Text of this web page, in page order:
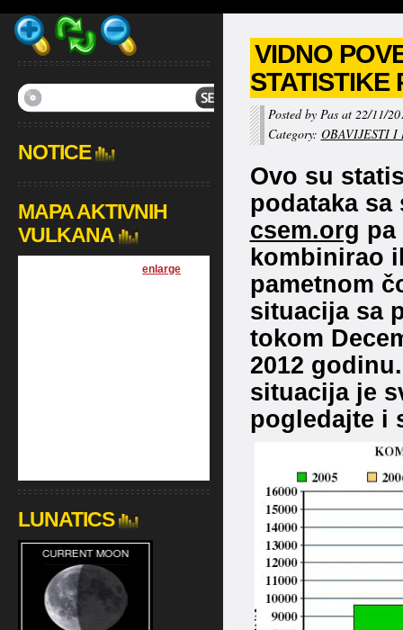
VIDNO
STATISTIKE
Posted by Pas at 22/11/
Category: OBAVIJESTI I
Ovo su
podataka
csem.org pa
kombinirao
pametnom
situacija sa
tokom
2012
situacija je
pogledajte i
NOTICE
MAPA AKTIVNIH
VULKANA
[enlarge
LUNATICS